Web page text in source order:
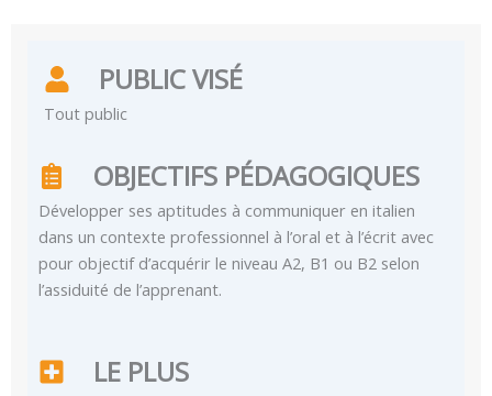
PUBLIC VISÉ
Tout public
OBJECTIFS PÉDAGOGIQUES
Développer ses aptitudes à communiquer en italien
dans un contexte professionnel à l’oral et à l’écrit avec
pour objectif d’acquérir le niveau A2, B1 ou B2 selon
l’assiduité de l’apprenant.
LE PLUS